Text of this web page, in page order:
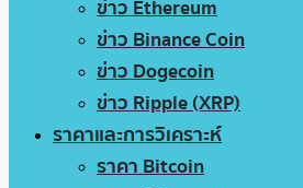
ข่าว Ethereum
ข่าว Binance Coin
ข่าว Dogecoin
ข่าว Ripple (XRP)
ราคาและการวิเคราะห์
ราคา Bitcoin